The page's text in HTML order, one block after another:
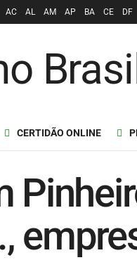
AC AL AM AP BA CE DF
CERTIDÃO ONLINE